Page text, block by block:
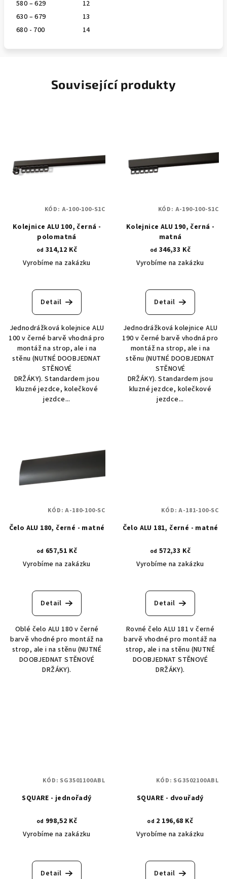
580 – 629
12
630 – 679
13
680 - 700
14
Související produkty
Kolejnice ALU 100, černá -
polomatná
od 314,12 Kč
Vyrobíme na zakázku
Detail
Jednodrážková kolejnice ALU
100 v černé barvě vhodná pro
montáž na strop, ale i na
stěnu (NUTNÉ DOOBJEDNAT
STĚNOVÉ
DRŽÁKY). Standardem jsou
kluzné jezdce, kolečkové
jezdce...
KÓD: A-100-100-S1C
Kolejnice ALU 190, černá -
matná
od 346,33 Kč
Vyrobíme na zakázku
Detail
Jednodrážková kolejnice ALU
190 v černé barvě vhodná pro
montáž na strop, ale i na
stěnu (NUTNÉ DOOBJEDNAT
STĚNOVÉ
DRŽÁKY). Standardem jsou
kluzné jezdce, kolečkové
jezdce...
KÓD: A-190-100-S1C
Čelo ALU 180, černé - matné
od 657,51 Kč
Vyrobíme na zakázku
Detail
Oblé čelo ALU 180 v černé
barvě vhodné pro montáž na
strop, ale i na stěnu (NUTNÉ
DOOBJEDNAT STĚNOVÉ
DRŽÁKY).
KÓD:A-180-100-SC
Čelo ALU 181, černé - matné
od 572,33 Kč
Vyrobíme na zakázku
Detail
Rovné čelo ALU 181 v černé
barvě vhodné pro montáž na
strop, ale i na stěnu (NUTNÉ
DOOBJEDNAT STĚNOVÉ
DRŽÁKY).
KÓD:A-181-100-SC
SQUARE - jednořadý
od 998,52 Kč
Vyrobíme na zakázku
Detail
KÓD: SG3501100ABL
SQUARE - dvouřadý
od 2 196,68 Kč
Vyrobíme na zakázku
Detail
KÓD: SG3502100ABL